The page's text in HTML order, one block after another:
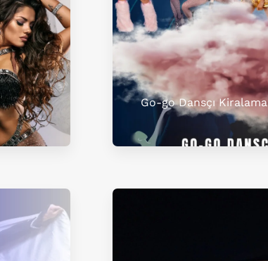
Go-go Dansçı Kiralama​